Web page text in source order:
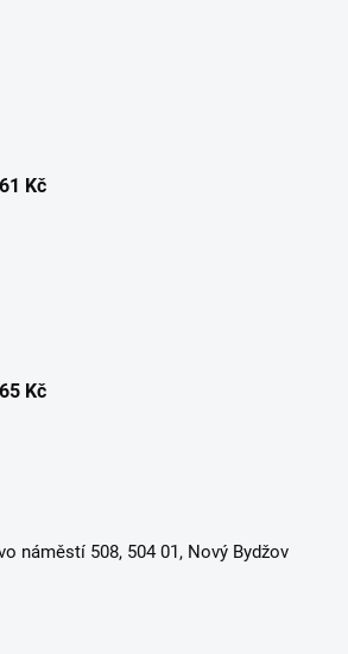
Kč
Kč
náměstí 508, 504 01, Nový Bydžov